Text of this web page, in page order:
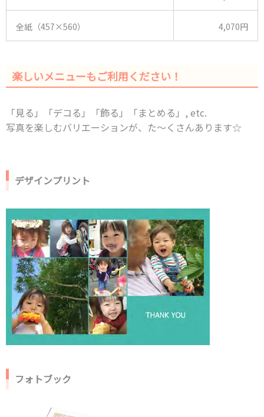
全紙（457×560） 4,070円
楽しいメニューもご利用ください！
「見る」「デコる」「飾る」「まとめる」, etc.
写真を楽しむバリエーションが、た～くさんあります☆
デザインプリント
フォトブック